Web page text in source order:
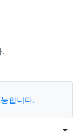
.
합니다.
목록게